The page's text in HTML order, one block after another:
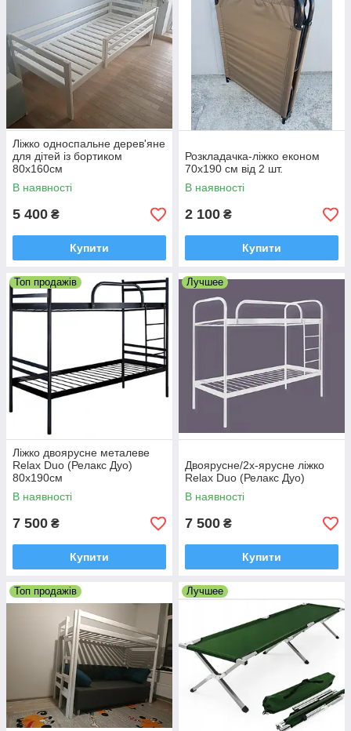
Ліжко односпальне дерев'яне
для дітей із бортиком
80х160см
В наявності
5 400 ₴
Купити
Розкладачка-ліжко економ
70х190 см від 2 шт.
В наявності
2 100 ₴
Купити
Топ продажів
Ліжко двоярусне металеве
Relax Duo (Релакс Дуо)
80х190см
В наявності
7 500 ₴
Купити
Лучшее
Двоярусне/2х-ярусне ліжко
Relax Duo (Релакс Дуо)
В наявності
7 500 ₴
Купити
Топ продажів Лучшее